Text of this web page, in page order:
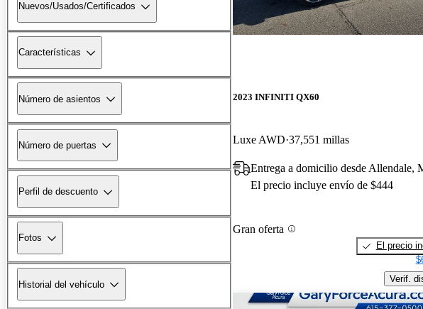
Nuevos/Usados/Certificados
Características
Número de asientos
Número de puertas
Perfil de descuento
Fotos
Historial del vehículo
2023 INFINITI QX60
Luxe AWD 37,551 millas
Entrega a domicilio desde Allendale,
El precio incluye envío de $444
Gran oferta
El precio
Verif.